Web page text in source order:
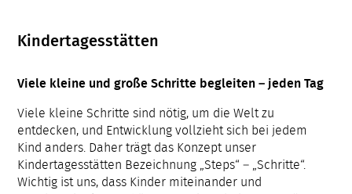
Kindertagesstätten
Viele kleine und große Schritte begleiten – jeden Tag
Viele kleine Schritte sind nötig, um die Welt zu
entdecken, und Entwicklung vollzieht sich bei jedem
Kind anders. Daher trägt das Konzept unser
Kindertagesstätten Bezeichnung „Steps“ – „Schritte“.
Wichtig ist uns, dass Kinder miteinander und